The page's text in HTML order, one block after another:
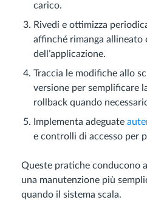
carico.
Rivedi e ottimizza
affinché rimanga allineato
dell’applicazione.
Traccia le modifiche allo
versione per semplificare
rollback quando
Implementa adeguate
e controlli di accesso per
Queste pratiche conducono
una manutenzione più
quando il sistema scala.